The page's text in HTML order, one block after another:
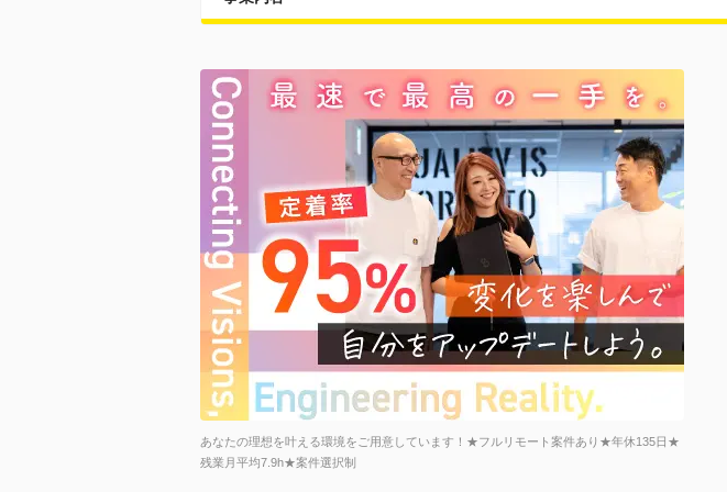
あなたの理想を叶える環境をご用意しています！★フルリモート案件あり★年休135日★
残業月平均7.9h★案件選択制